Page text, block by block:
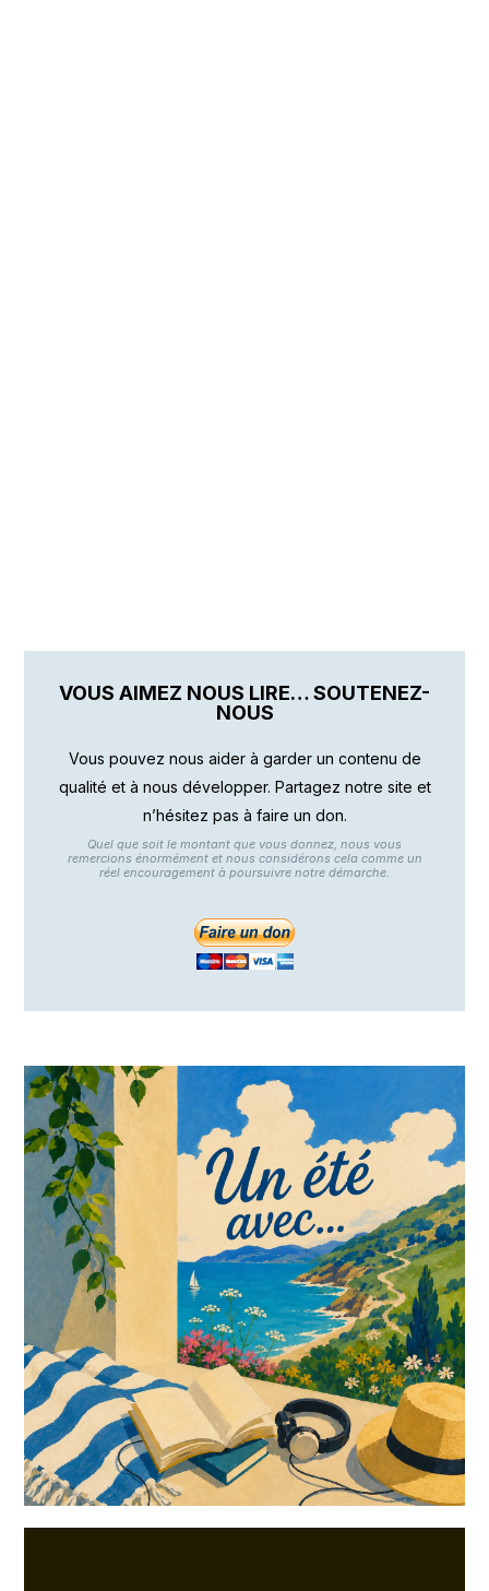
VOUS AIMEZ NOUS LIRE… SOUTENEZ-
NOUS
Vous pouvez nous aider à garder un contenu de
qualité et à nous développer. Partagez notre site et
n’hésitez pas à faire un don.
Quel que soit le montant que vous donnez, nous vous
remercions énormément et nous considérons cela comme un
réel encouragement à poursuivre notre démarche.